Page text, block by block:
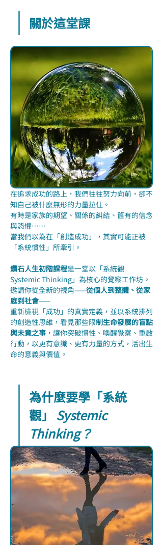
關於這堂課
在追求成功的路上，我們往往努力向前，卻不
知自己被什麼無形的力量拉住。
有時是家族的期望、關係的糾結、舊有的信念
與恐懼……
當我們以為在「創造成功」，其實可能正被
「系統慣性」所牽引。
鑽石人生初階課程是一堂以「系統觀
Systemic Thinking」為核心的覺察工作坊。
邀請你從全新的視角——從個人到整體、從家
庭到社會——
重新檢視「成功」的真實定義，並以系統排列
的創造性思維，看見那些限制生命發展的盲點
與未竟之事 ，讓你突破慣性、喚醒覺察、重啟
行動，以更有意識、更有力量的方式，活出生
命的意義與價值。
為什麼要學「系統
觀」 Systemic
Thinking？